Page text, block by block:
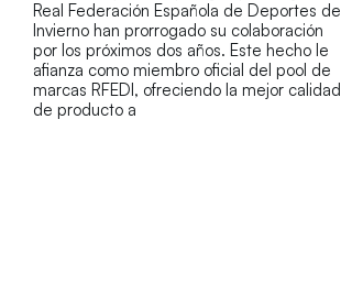
Real Federación Española de Deportes de
Invierno han prorrogado su colaboración
por los próximos dos años. Este hecho le
afianza como miembro oficial del pool de
marcas RFEDI, ofreciendo la mejor calidad
de producto a